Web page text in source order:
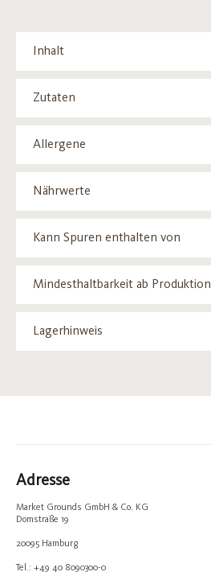
Inhalt
Zutaten
Allergene
Nährwerte
Kann Spuren enthalten von
Mindesthaltbarkeit ab Produktion
Lagerhinweis
Adresse
Market Grounds GmbH & Co. KG
Domstraße 19
20095 Hamburg
Tel.: +49 40 8090300-0